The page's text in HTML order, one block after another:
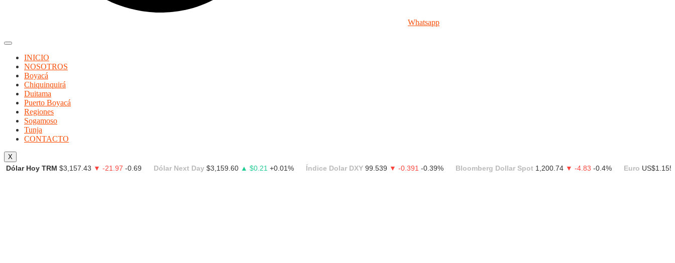
Whatsapp
INICIO
NOSOTROS
Boyacá
Chiquinquirá
Duitama
Puerto Boyacá
Regiones
Sogamoso
Tunja
CONTACTO
X
Dólar Hoy TRM $3,157.43 ▼ -21.97 -0.69 Dólar Next Day $3,159.60 ▲ $0.21 +0.01% Índice Dolar DXY 99.539 ▼ -0.391 -0.39% Bloomberg Dollar Spot 1,200.74 ▼ -4.83 -0.4% Euro